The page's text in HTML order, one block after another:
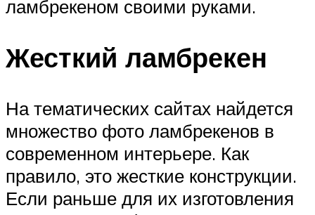
ламбрекеном своими руками.
Жесткий ламбрекен
На тематических сайтах найдется
множество фото ламбрекенов в
современном интерьере. Как
правило, это жесткие конструкции.
Если раньше для их изготовления